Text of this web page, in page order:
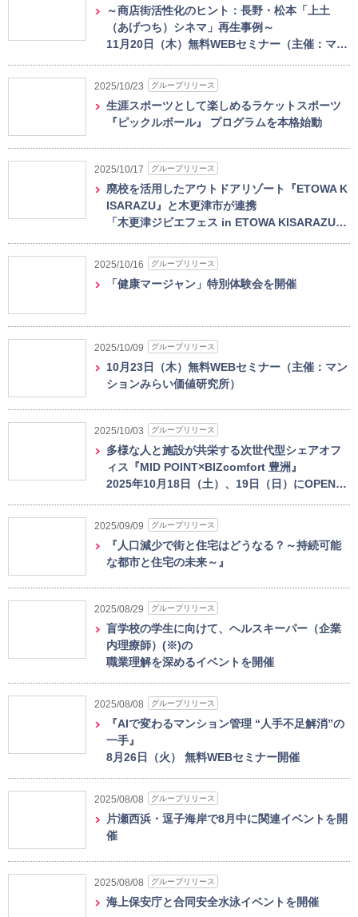
～商店街活性化のヒント：長野・松本「上土
（あげつち）シネマ」再生事例～
11月20日（木）無料WEBセミナー（主催：マ…
2025/10/23 グループリリース
生涯スポーツとして楽しめるラケットスポーツ
『ピックルボール』 プログラムを本格始動
2025/10/17 グループリリース
廃校を活用したアウトドアリゾート『ETOWA K
ISARAZU』と木更津市が連携
「木更津ジビエフェス in ETOWA KISARAZU…
2025/10/16 グループリリース
「健康マージャン」特別体験会を開催
2025/10/09 グループリリース
10月23日（木）無料WEBセミナー（主催：マン
ションみらい価値研究所）
2025/10/03 グループリリース
多様な人と施設が共栄する次世代型シェアオフ
ィス『MID POINT×BIZcomfort 豊洲』
2025年10月18日（土）、19日（日）にOPEN…
2025/09/09 グループリリース
『人口減少で街と住宅はどうなる？～持続可能
な都市と住宅の未来～』
2025/08/29 グループリリース
盲学校の学生に向けて、ヘルスキーパー（企業
内理療師）(※)の
職業理解を深めるイベントを開催
2025/08/08 グループリリース
『AIで変わるマンション管理 “人手不足解消”の
一手』
8月26日（火） 無料WEBセミナー開催
2025/08/08 グループリリース
片瀬西浜・逗子海岸で8月中に関連イベントを開
催
2025/08/08 グループリリース
海上保安庁と合同安全水泳イベントを開催